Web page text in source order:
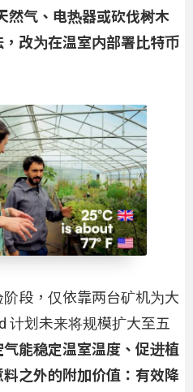
然气、电热器或砍伐树木
改为在温室内部署比特币
段，仅依靠两台矿机为大
计划未来将规模扩大至五
能稳定温室温度、促进植
之外的附加价值：有效降